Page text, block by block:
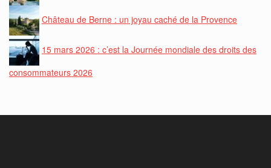
Château de Berne : un joyau caché de la Provence
15 mars 2026 : c’est la Journée mondiale des droits des
consommateurs 2026